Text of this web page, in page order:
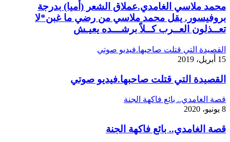
محمد ملاسي الغامدي.عملاق الشعر (أميا) بدرجة
بروفيسور. يقل محمد ملاسي من رضي ما غبن*لا
تعــذلون العــرب كــلاً برشـــده يعيـش
القصيدة التي قتلت صاحبها.فيديو صوتي
15 أبريل، 2019
القصيدة التي قتلت صاحبها.فيديو صوتي
قصة الغامدي.. بائع فاكهة الجنة
8 يونيو، 2020
قصة الغامدي.. بائع فاكهة الجنة